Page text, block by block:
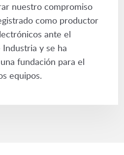
nuestro compromiso
como productor
ante el
y se ha
fundación para el
equipos.